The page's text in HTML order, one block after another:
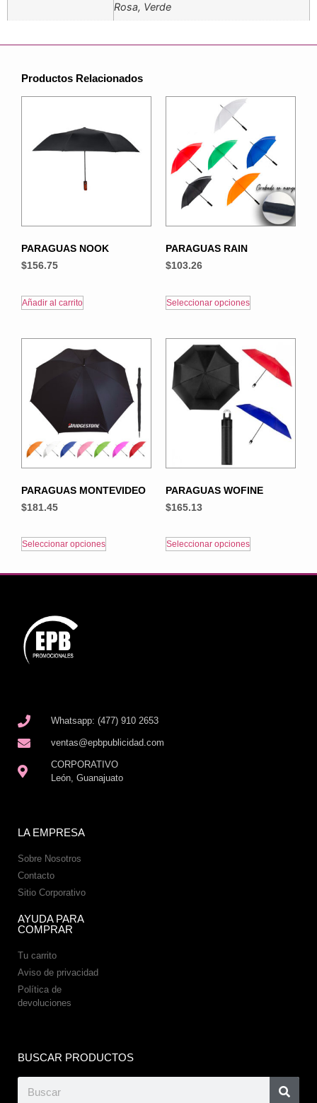
Rosa, Verde
Productos Relacionados
PARAGUAS NOOK
$156.75
Añadir al carrito
PARAGUAS RAIN
$103.26
Seleccionar opciones
PARAGUAS MONTEVIDEO
$181.45
Seleccionar opciones
PARAGUAS WOFINE
$165.13
Seleccionar opciones
Whatsapp: (477) 910 2653
ventas@epbpublicidad.com
CORPORATIVO
León, Guanajuato
LA EMPRESA
Sobre Nosotros
Contacto
Sitio Corporativo
AYUDA PARA
COMPRAR
Tu carrito
Aviso de privacidad
Política de
devoluciones
BUSCAR PRODUCTOS